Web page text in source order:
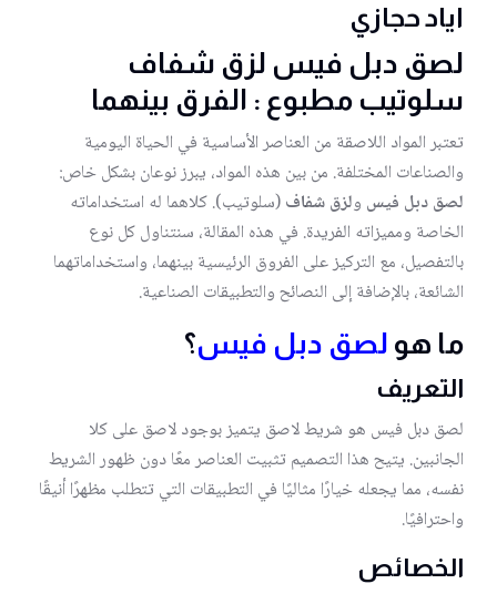
اياد حجازي
لصق دبل فيس لزق شفاف
سلوتيب مطبوع : الفرق بينهما
تعتبر المواد اللاصقة من العناصر الأساسية في الحياة اليومية
والصناعات المختلفة. من بين هذه المواد، يبرز نوعان بشكل خاص:
لصق دبل فيس ولزق شفاف(سلوتيب). كلاهما له استخداماته
الخاصة ومميزاته الفريدة. في هذه المقالة، سنتناول كل نوع
بالتفصيل، مع التركيز على الفروق الرئيسية بينهما، واستخداماتهما
الشائعة، بالإضافة إلى النصائح والتطبيقات الصناعية.
ما هو لصق دبل فيس؟
التعريف
لصق دبل فيس هو شريط لاصق يتميز بوجود لاصق على كلا
الجانبين. يتيح هذا التصميم تثبيت العناصر معًا دون ظهور الشريط
نفسه، مما يجعله خيارًا مثاليًا في التطبيقات التي تتطلب مظهرًا أنيقًا
واحترافيًا.
الخصائص